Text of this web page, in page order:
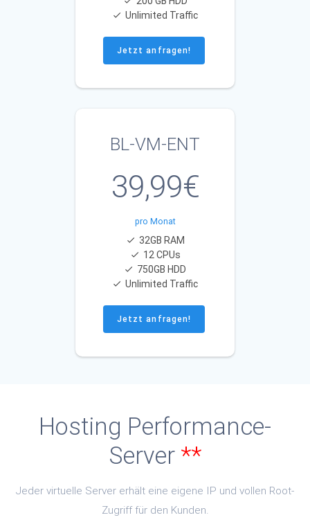
Unlimited Traffic
Jetzt anfragen!
BL-VM-ENT
39,99€
pro Monat
32GB RAM
12 CPUs
750GB HDD
Unlimited Traffic
Jetzt anfragen!
Hosting Performance-
Server **
Jeder virtuelle Server erhält eine eigene IP und vollen Root-
Zugriff für den Kunden.